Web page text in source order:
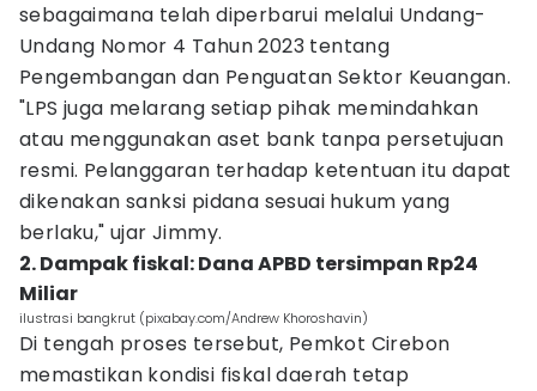
sebagaimana telah diperbarui melalui Undang-
Undang Nomor 4 Tahun 2023 tentang
Pengembangan dan Penguatan Sektor Keuangan.
"LPS juga melarang setiap pihak memindahkan
atau menggunakan aset bank tanpa persetujuan
resmi. Pelanggaran terhadap ketentuan itu dapat
dikenakan sanksi pidana sesuai hukum yang
berlaku," ujar Jimmy.
2. Dampak fiskal: Dana APBD tersimpan Rp24
Miliar
ilustrasi bangkrut (pixabay.com/Andrew Khoroshavin)
Di tengah proses tersebut, Pemkot Cirebon
memastikan kondisi fiskal daerah tetap